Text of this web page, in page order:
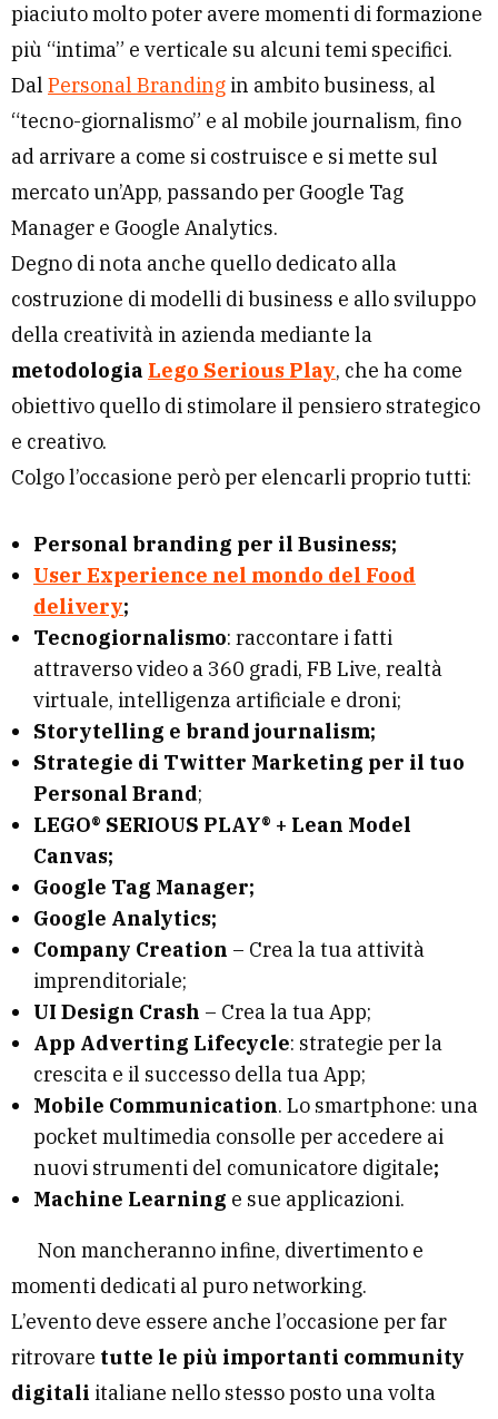
piaciuto molto poter avere momenti di formazione
più “intima” e verticale su alcuni temi specifici.
Dal Personal Brandingin ambito business, al
“tecno-giornalismo” e al mobile journalism, fino
ad arrivare a come si costruisce e si mette sul
mercato un’App, passando per Google Tag
Manager e Google Analytics.
Degno di nota anche quello dedicato alla
costruzione di modelli di business e allo sviluppo
della creatività in azienda mediante la
metodologia Lego Serious Play, che ha come
obiettivo quello di stimolare il pensiero strategico
e creativo.
Colgo l’occasione però per elencarli proprio tutti:
Personal branding per il Business;
User Experience nel mondo del Food
delivery;
Tecnogiornalismo: raccontare i fatti
attraverso video a 360 gradi, FB Live, realtà
virtuale, intelligenza artificiale e droni;
Storytelling e brand journalism;
Strategie di Twitter Marketing per il tuo
Personal Brand;
LEGO® SERIOUS PLAY® + Lean Model
Canvas;
Google Tag Manager;
Google Analytics;
Company Creation – Crea la tua attività
imprenditoriale;
UI Design Crash – Crea la tua App;
App Adverting Lifecycle: strategie per la
crescita e il successo della tua App;
Mobile Communication. Lo smartphone: una
pocket multimedia consolle per accedere ai
nuovi strumenti del comunicatore digitale;
Machine Learning e sue applicazioni.
Non mancheranno infine, divertimento e
momenti dedicati al puro networking.
L’evento deve essere anche l’occasione per far
ritrovare tutte le più importanti community
digitali italiane nello stesso posto una volta